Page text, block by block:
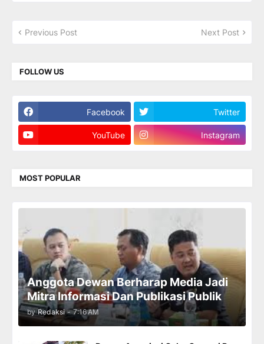
Previous Post Next Post
FOLLOW US
Facebook Twitter
YouTube Instagram
MOST POPULAR
Anggota Dewan Berharap Media Jadi
Mitra Informasi Dan Publikasi Publik
by Redaksi - 7:16 AM